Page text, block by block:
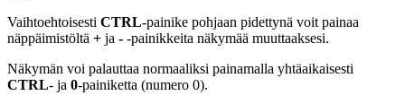
Vaihtoehtoisesti CTRL-painike pohjaan pidettynä voit painaa
näppäimistöltä + ja - -painikkeita näkymää muuttaaksesi.
Näkymän voi palauttaa normaaliksi painamalla yhtäaikaisesti
CTRL- ja 0-painiketta (numero 0).